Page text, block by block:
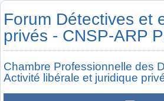
Forum Détectives et
privés - CNSP-ARP
Chambre Professionnelle des
Activité libérale et juridique